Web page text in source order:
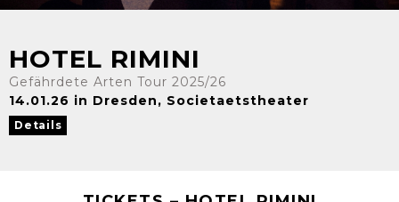
HOTEL RIMINI
Gefährdete Arten Tour 2025/26
14.01.26 in Dresden, Societaetstheater
Details